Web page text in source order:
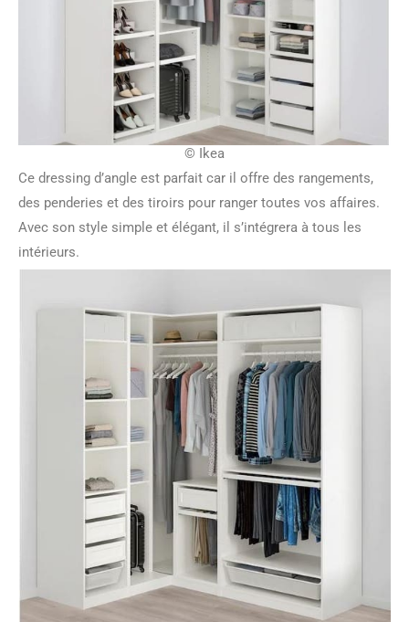
© Ikea
Ce dressing d’angle est parfait car il offre des rangements,
des penderies et des tiroirs pour ranger toutes vos affaires.
Avec son style simple et élégant, il s’intégrera à tous les
intérieurs.